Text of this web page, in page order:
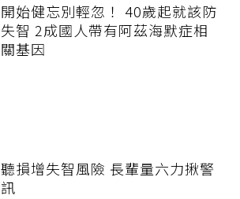
開始健忘別輕忽！ 40歲起就該防
失智 2成國人帶有阿茲海默症相
關基因
聽損增失智風險 長輩量六力揪警
訊